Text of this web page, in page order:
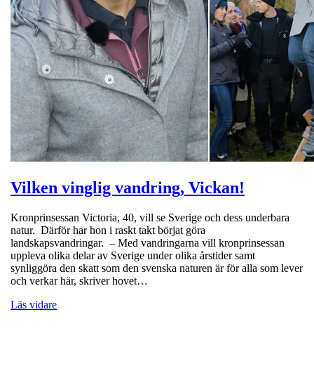
Vilken vinglig vandring, Vickan!
Kronprinsessan Victoria, 40, vill se Sverige och dess underbara
natur. Därför har hon i raskt takt börjat göra
landskapsvandringar. – Med vandringarna vill kronprinsessan
uppleva olika delar av Sverige under olika årstider samt
synliggöra den skatt som den svenska naturen är för alla som lever
och verkar här, skriver hovet…
Läs vidare